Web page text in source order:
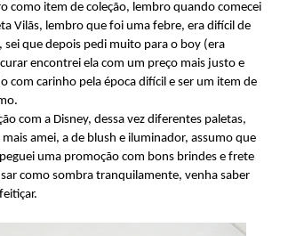
como item de coleção, lembro quando comecei
Vilãs, lembro que foi uma febre, era difícil de
sei que depois pedi muito para o boy (era
encontrei ela com um preço mais justo e
com carinho pela época difícil e ser um item de
com a Disney, dessa vez diferentes paletas,
amei, a de blush e iluminador, assumo que
uma promoção com bons brindes e frete
como sombra tranquilamente, venha saber